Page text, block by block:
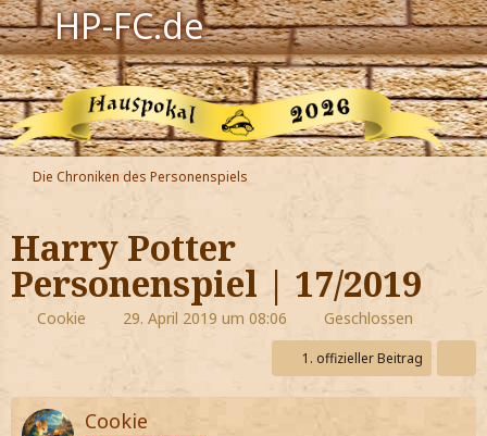
HP-FC.de
Navigation
Harry Potter
Der HP-FC
Hogwarts
Zauberwelt
Willkommen
Jetzt Fanclub-Mitglied werden!
Die Chroniken des Personenspiels
Harry Potter
Personenspiel | 17/2019
Cookie 29. April 2019 um 08:06 Geschlossen
1. offizieller Beitrag
Cookie